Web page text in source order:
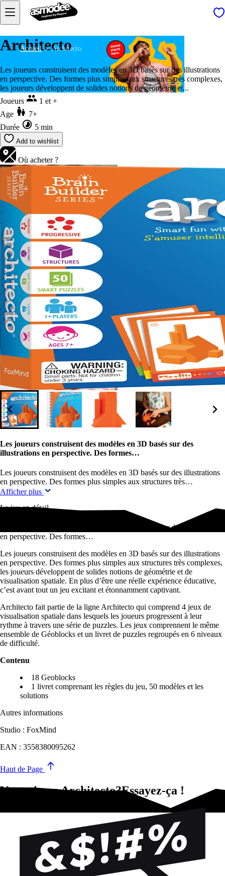
Accueil Architecto
Architecto
Les joueurs construisent des modèles en 3D basés sur des illustrations
en perspective. Des formes plus simples aux structures très complexes,
les joueurs développent de solides notions de géométrie et...
Joueurs
1 et +
Age
7+
Durée
5 min
Add to wishlist
Où acheter ?
Les joueurs construisent des modèles en 3D basés sur des
illustrations en perspective. Des formes…
Les joueurs construisent des modèles en 3D basés sur des illustrations
en perspective. Des formes plus simples aux structures très…
Afficher plus
Le jeu en détail
Les joueurs construisent des modèles en 3D basés sur des illustrations
en perspective. Des formes…
Les joueurs construisent des modèles en 3D basés sur des illustrations
en perspective. Des formes plus simples aux structures très complexes,
les joueurs développent de solides notions de géométrie et de
visualisation spatiale. En plus d’être une réelle expérience éducative,
c’est avant tout un jeu excitant et étonnamment captivant.
Architecto fait partie de la ligne Architecto qui comprend 4 jeux de
visualisation spatiale dans lesquels les joueurs progressent à leur
rythme à travers une série de puzzles. Les jeux comprennent le même
ensemble de Géoblocks et un livret de puzzles regroupés en 6 niveaux
de difficulté.
Contenu
18 Geoblocks
1 livret comprenant les règles du jeu, 50 modèles et les
solutions
Autres informations
Studio : FoxMind
EAN : 3558380095262
Haut de Page
Vous aimez Architecto?Essayez-ça !